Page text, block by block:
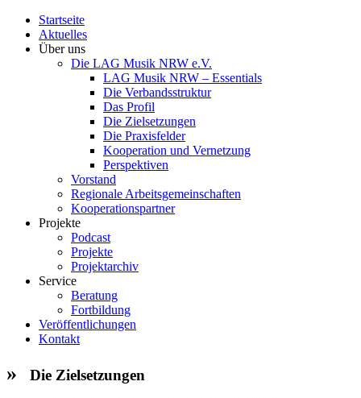
Startseite
Aktuelles
Über uns
Die LAG Musik NRW e.V.
LAG Musik NRW – Essentials
Die Verbandsstruktur
Das Profil
Die Zielsetzungen
Die Praxisfelder
Kooperation und Vernetzung
Perspektiven
Vorstand​
Regionale Arbeitsgemeinschaften
Kooperationspartner
Projekte
Podcast
Projekte
Projektarchiv
Service
Beratung
Fortbildung
Veröffentlichungen
Kontakt
Die Zielsetzungen